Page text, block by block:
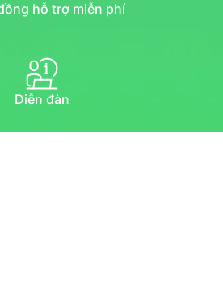
hỗ trợ miễn phí
Diễn đàn